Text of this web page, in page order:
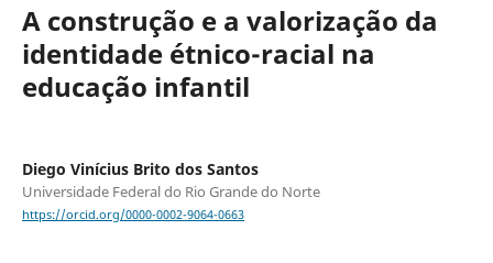
A construção e a valorização da
identidade étnico-racial na
educação infantil
Diego Vinícius Brito dos Santos
Universidade Federal do Rio Grande do Norte
https://orcid.org/0000-0002-9064-0663